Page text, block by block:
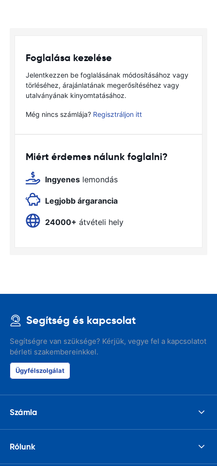
Foglalása kezelése
Jelentkezzen be foglalásának módosításához vagy
törléséhez, árajánlatának megerősítéséhez vagy
utalványának kinyomtatásához.
Még nincs számlája? Regisztráljon itt
Miért érdemes nálunk foglalni?
Ingyenes lemondás
Legjobb árgarancia
24000+ átvételi hely
Segítség és kapcsolat
Segítségre van szüksége? Kérjük, vegye fel a kapcsolatot
bérleti szakembereinkkel.
Ügyfélszolgálat
Számla
Rólunk